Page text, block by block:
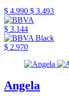
$ 4.990 $ 3.493
$ 3.144
$ 2.970
Angela